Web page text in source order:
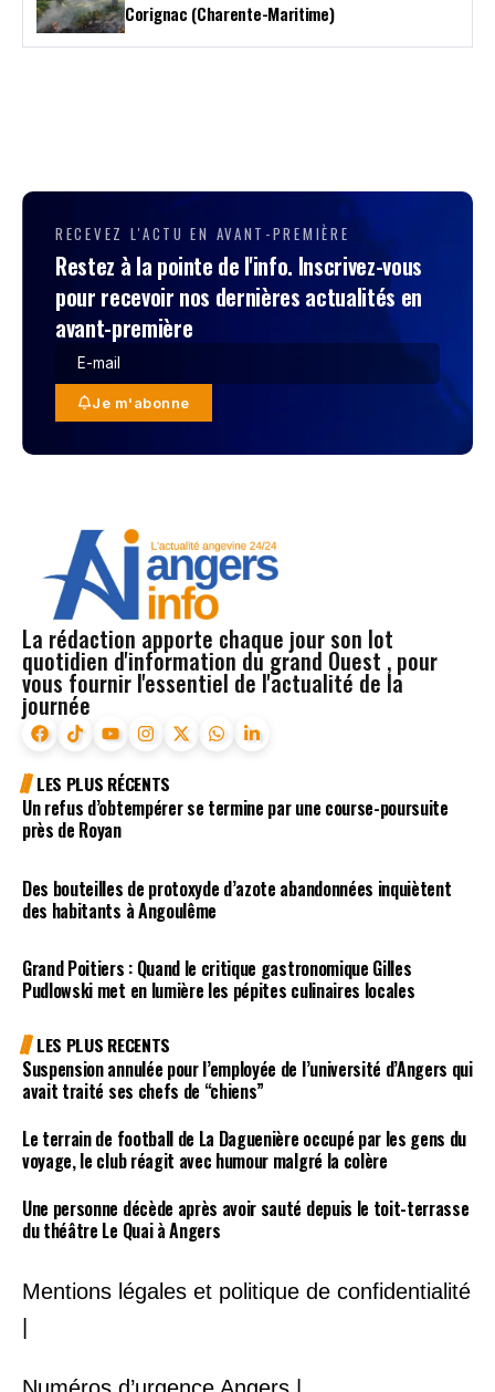
Corignac (Charente-Maritime)
RECEVEZ L'ACTU EN AVANT-PREMIÈRE
Restez à la pointe de l'info. Inscrivez-vous
pour recevoir nos dernières actualités en
avant-première
Je m'abonne
La rédaction apporte chaque jour son lot
quotidien d'information du grand Ouest , pour
vous fournir l'essentiel de l'actualité de la
journée
LES PLUS RÉCENTS
Un refus d’obtempérer se termine par une course-poursuite
près de Royan
Des bouteilles de protoxyde d’azote abandonnées inquiètent
des habitants à Angoulême
Grand Poitiers : Quand le critique gastronomique Gilles
Pudlowski met en lumière les pépites culinaires locales
LES PLUS RECENTS
Suspension annulée pour l’employée de l’université d’Angers qui
avait traité ses chefs de “chiens”
Le terrain de football de La Daguenière occupé par les gens du
voyage, le club réagit avec humour malgré la colère
Une personne décède après avoir sauté depuis le toit-terrasse
du théâtre Le Quai à Angers
Mentions légales et politique de confidentialité